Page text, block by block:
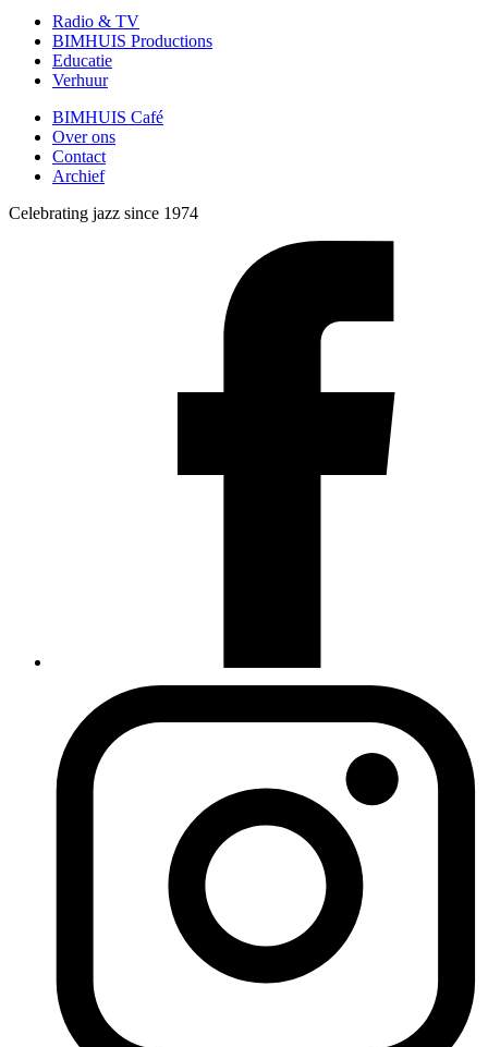
Radio & TV
BIMHUIS Productions
Educatie
Verhuur
BIMHUIS Café
Over ons
Contact
Archief
Celebrating jazz since 1974